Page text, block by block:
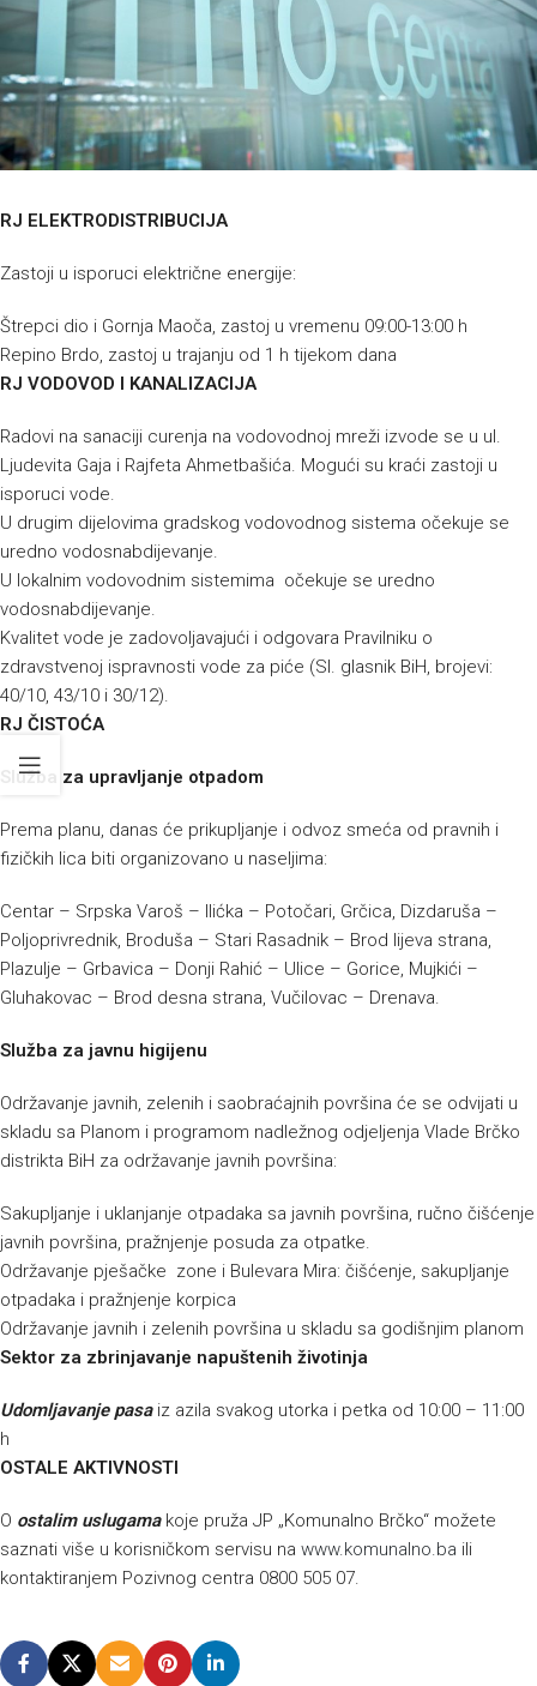
RJ ELEKTRODISTRIBUCIJA
Zastoji u isporuci električne energije:
Štrepci dio i Gornja Maoča, zastoj u vremenu 09:00-13:00 h
Repino Brdo, zastoj u trajanju od 1 h tijekom dana
RJ VODOVOD I KANALIZACIJA
Radovi na sanaciji curenja na vodovodnoj mreži izvode se u ul.
Ljudevita Gaja i Rajfeta Ahmetbašića. Mogući su kraći zastoji u
isporuci vode.
U drugim dijelovima gradskog vodovodnog sistema očekuje se
uredno vodosnabdijevanje.
U lokalnim vodovodnim sistemima očekuje se uredno
vodosnabdijevanje.
Kvalitet vode je zadovoljavajući i odgovara Pravilniku o
zdravstvenoj ispravnosti vode za piće (Sl. glasnik BiH, brojevi:
40/10, 43/10 i 30/12).
RJ ČISTOĆA
Služba za upravljanje otpadom
Prema planu, danas će prikupljanje i odvoz smeća od pravnih i
fizičkih lica biti organizovano u naseljima:
Centar – Srpska Varoš – Ilićka – Potočari, Grčica, Dizdaruša –
Poljoprivrednik, Broduša – Stari Rasadnik – Brod lijeva strana,
Plazulje – Grbavica – Donji Rahić – Ulice – Gorice, Mujkići –
Gluhakovac – Brod desna strana, Vučilovac – Drenava.
Služba za javnu higijenu
Održavanje javnih, zelenih i saobraćajnih površina će se odvijati u
skladu sa Planom i programom nadležnog odjeljenja Vlade Brčko
distrikta BiH za održavanje javnih površina:
Sakupljanje i uklanjanje otpadaka sa javnih površina, ručno čišćenje
javnih površina, pražnjenje posuda za otpatke.
Održavanje pješačke zone i Bulevara Mira: čišćenje, sakupljanje
otpadaka i pražnjenje korpica
Održavanje javnih i zelenih površina u skladu sa godišnjim planom
Sektor za zbrinjavanje napuštenih životinja
Udomljavanje pasaiz azila svakog utorka i petka od 10:00 – 11:00
h
OSTALE AKTIVNOSTI
O ostalim uslugamakoje pruža JP „Komunalno Brčko“ možete
saznati više u korisničkom servisu na www.komunalno.ba ili
kontaktiranjem Pozivnog centra 0800 505 07.